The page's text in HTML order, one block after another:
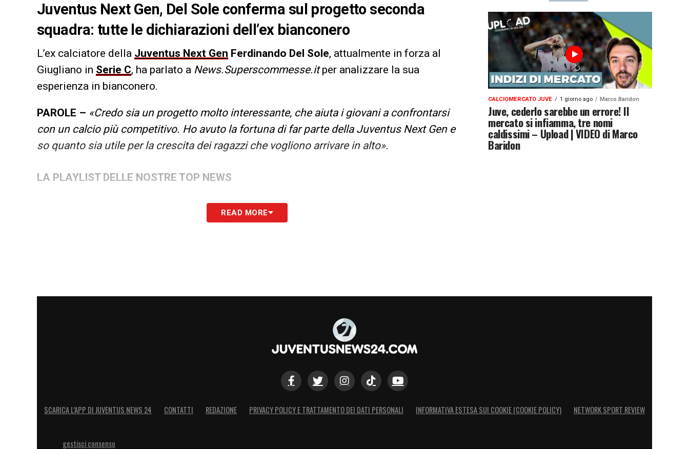
Juventus Next Gen, Del Sole conferma sul progetto seconda
squadra: tutte le dichiarazioni dell’ex bianconero
L’ex calciatore della Juventus Next Gen Ferdinando Del Sole, attualmente in forza al
Giugliano in Serie C, ha parlato a News.Superscommesse.itper analizzare la sua
esperienza in bianconero.
PAROLE – «Credo sia un progetto molto interessante, che aiuta i giovani a confrontarsi
con un calcio più competitivo. Ho avuto la fortuna di far parte della Juventus Next Gen e
so quanto sia utile per la crescita dei ragazzi che vogliono arrivare in alto».
LA PLAYLIST DELLE NOSTRE TOP NEWS
READ MORE
CALCIOMERCATO JUVE 1 giorno ago Marco Baridon
Juve, cederlo sarebbe un errore! Il
mercato si infiamma, tre nomi
caldissimi – Upload | VIDEO di Marco
Baridon
SCARICA L’APP DI JUVENTUS NEWS 24 CONTATTI REDAZIONE PRIVACY POLICY E TRATTAMENTO DEI DATI PERSONALI INFORMATIVA ESTESA SUI COOKIE (COOKIE POLICY) NETWORK SPORT REVIEW
gestisci consenso